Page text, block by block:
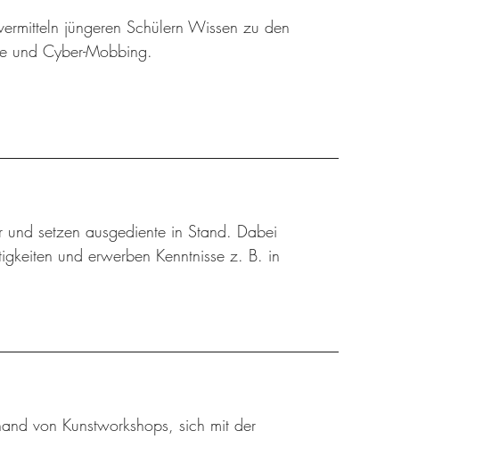
jüngeren Schülern Wissen zu den
und Cyber-Mobbing.
und setzen ausgediente in Stand. Dabei
und erwerben Kenntnisse z. B. in
von Kunstworkshops, sich mit der